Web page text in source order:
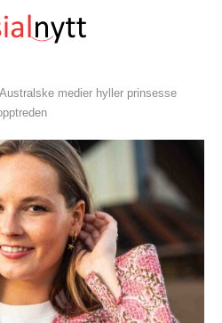
Australske medier hyller prinsesse